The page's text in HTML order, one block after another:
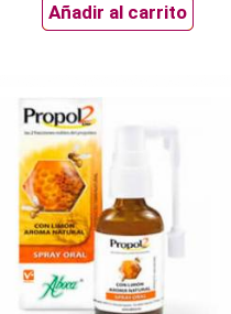
Añadir al carrito